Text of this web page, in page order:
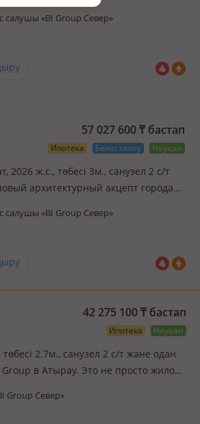
внутри. Мы создаем для вас
на большой благоустроенн…
салушы «BI Group Север»
57 027 600₸ бастап
Ипотека Бөліп төлеу Науқан
2026 ж.с., төбесі 3м., санузел 2 с/т
архитектурный акцепт города
потрясающе удобный внутри. Мы
концепт прожива…
салушы «BI Group Север»
42 275 100₸ бастап
Ипотека Науқан
2.7м., санузел 2 с/т және одан
в Атырау. Это не просто жилой
идеально сочетаются удобное
Group Север»